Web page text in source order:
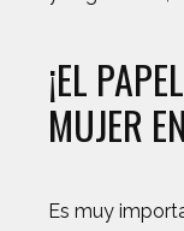
¡EL
MUJER
Es muy